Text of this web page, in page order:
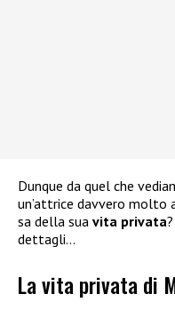
Dunque da quel che
un’attrice davvero molto
sa della sua vita privata
dettagli…
La vita privata di